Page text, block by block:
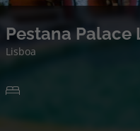
Pestana Palace
Lisboa